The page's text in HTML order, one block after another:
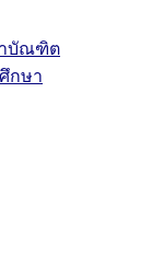
าบัณฑิต
กษา